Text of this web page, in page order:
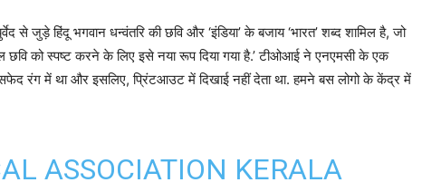
से जुड़े हिंदू भगवान धन्वंतरि की छवि और ‘इंडिया’ के बजाय ‘भारत’ शब्द शामिल है, जो
को स्पष्ट करने के लिए इसे नया रूप दिया गया है.’ टीओआई ने एनएमसी के एक
रंग में था और इसलिए, प्रिंटआउट में दिखाई नहीं देता था. हमने बस लोगो के केंद्र में
ASSOCIATION KERALA